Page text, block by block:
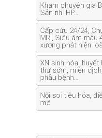
Khám chuyên gia
Sản nhi HP…
Cấp cứu 24/24,
MRI, Siêu âm màu
xương phát hiện
XN sinh hóa,
thư sớm, miễn
phẫu bệnh…
Nội soi tiêu hóa,
mê